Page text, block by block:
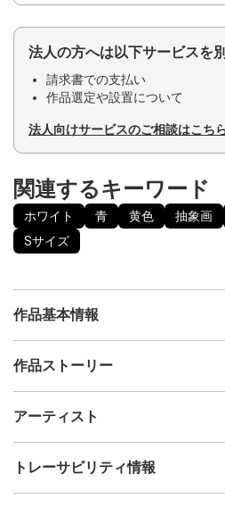
法人の方へは以下サービスを
請求書での支払い
作品選定や設置について
法人向けサービスのご相談はこち
関連するキーワード
ホワイト 青 黄色 抽象画
Sサイズ
作品基本情報
出品者
制作年
油彩
作品ストーリー
光と水を原料に、今日も工場フル稼働
油絵具とパステルを併用し、また部
アーティスト
高原 秀平
フォローする
トレーサビリティ情報